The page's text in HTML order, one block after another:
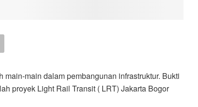
main dalam pembangunan infrastruktur. Bukti
proyek Light Rail Transit ( LRT) Jakarta Bogor